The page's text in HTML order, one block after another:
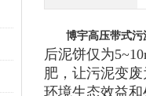
博宇高压带式污
后泥饼仅为
肥，让污泥变
环境生态效益